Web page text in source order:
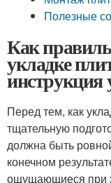
Полезные
Как
укладке
инструкция
Перед тем, как
тщательную
должна быть
конечном
ощущающиеся при